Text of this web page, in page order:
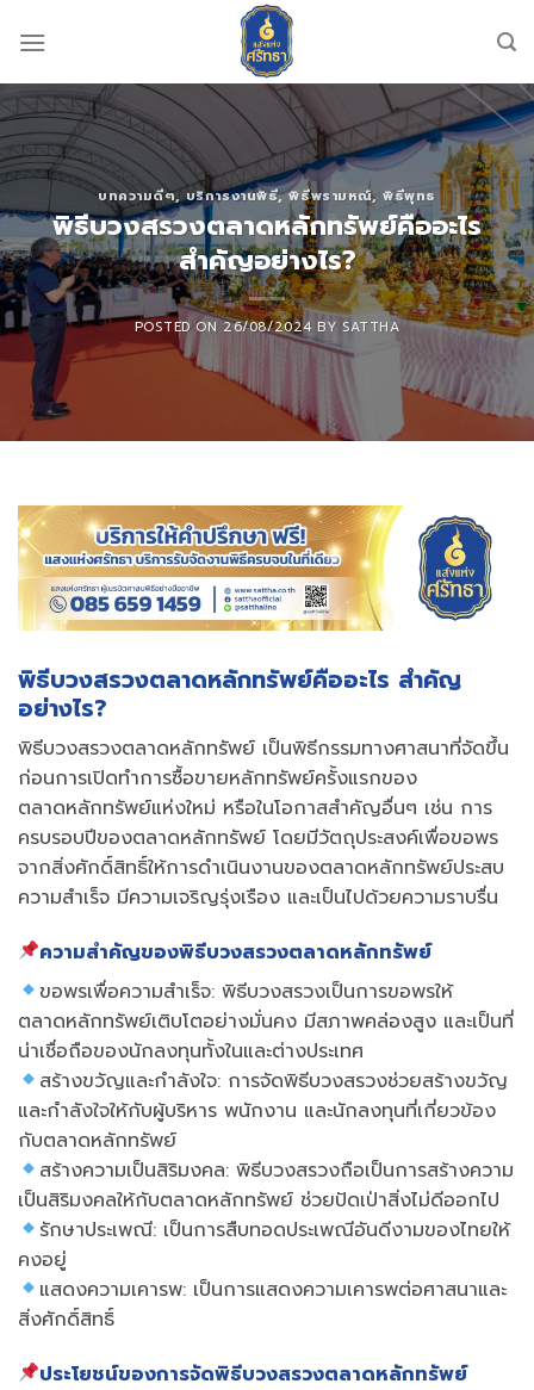
บทความดีๆ,บริการงานพิธี,พิธีพรามหณ์,พิธีพุทธ
พิธีบวงสรวงตลาดหลักทรัพย์คืออะไร
สำคัญอย่างไร?
POSTED ON26/08/2024BYSATTHA
พิธีบวงสรวงตลาดหลักทรัพย์คืออะไร สำคัญ
อย่างไร?
พิธีบวงสรวงตลาดหลักทรัพย์ เป็นพิธีกรรมทางศาสนาที่จัดขึ้น
ก่อนการเปิดทำการซื้อขายหลักทรัพย์ครั้งแรกของ
ตลาดหลักทรัพย์แห่งใหม่ หรือในโอกาสสำคัญอื่นๆ เช่น การ
ครบรอบปีของตลาดหลักทรัพย์ โดยมีวัตถุประสงค์เพื่อขอพร
จากสิ่งศักดิ์สิทธิ์ให้การดำเนินงานของตลาดหลักทรัพย์ประสบ
ความสำเร็จ มีความเจริญรุ่งเรือง และเป็นไปด้วยความราบรื่น
ความสำคัญของพิธีบวงสรวงตลาดหลักทรัพย์
ขอพรเพื่อความสำเร็จ: พิธีบวงสรวงเป็นการขอพรให้
ตลาดหลักทรัพย์เติบโตอย่างมั่นคง มีสภาพคล่องสูง และเป็นที่
น่าเชื่อถือของนักลงทุนทั้งในและต่างประเทศ
สร้างขวัญและกำลังใจ: การจัดพิธีบวงสรวงช่วยสร้างขวัญ
และกำลังใจให้กับผู้บริหาร พนักงาน และนักลงทุนที่เกี่ยวข้อง
กับตลาดหลักทรัพย์
สร้างความเป็นสิริมงคล: พิธีบวงสรวงถือเป็นการสร้างความ
เป็นสิริมงคลให้กับตลาดหลักทรัพย์ ช่วยปัดเป่าสิ่งไม่ดีออกไป
รักษาประเพณี: เป็นการสืบทอดประเพณีอันดีงามของไทยให้
คงอยู่
แสดงความเคารพ: เป็นการแสดงความเคารพต่อศาสนาและ
สิ่งศักดิ์สิทธิ์
ประโยชน์ของการจัดพิธีบวงสรวงตลาดหลักทรัพย์